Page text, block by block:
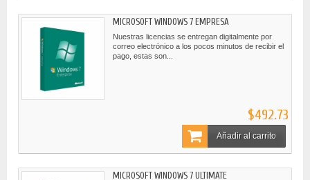
MICROSOFT WINDOWS 7 EMPRESA
Nuestras licencias se entregan digitalmente por
correo electrónico a los pocos minutos de recibir el
pago, estas son...
$492.73
Añadir al carrito
MICROSOFT WINDOWS 7 ULTIMATE